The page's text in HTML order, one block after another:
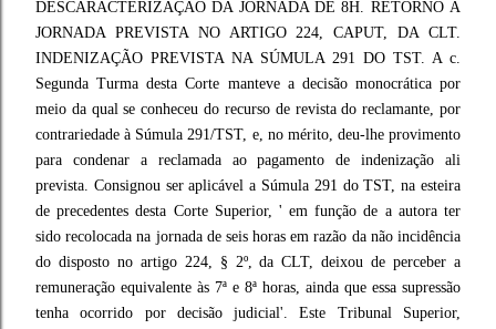
DESCARACTERIZAÇÃO DA JORNADA DE 8H. RETORNO À
JORNADA PREVISTA NO ARTIGO 224, CAPUT, DA CLT.
INDENIZAÇÃO PREVISTA NA SÚMULA 291 DO TST. A c.
Segunda Turma desta Corte manteve a decisão monocrática por
meio da qual se conheceu do recurso de revista do reclamante, por
contrariedade à Súmula 291/TST, e, no mérito, deu-lhe provimento
para condenar a reclamada ao pagamento de indenização ali
prevista. Consignou ser aplicável a Súmula 291 do TST, na esteira
de precedentes desta Corte Superior, ' em função de a autora ter
sido recolocada na jornada de seis horas em razão da não incidência
do disposto no artigo 224, § 2º, da CLT, deixou de perceber a
remuneração equivalente às 7ª e 8ª horas, ainda que essa supressão
tenha ocorrido por decisão judicial'. Este Tribunal Superior,